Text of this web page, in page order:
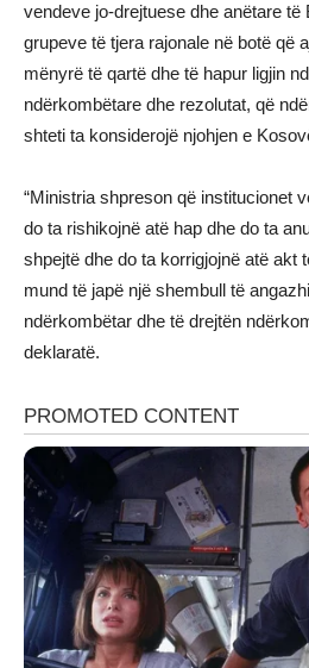
vendeve jo-drejtuese dhe anëtare të
grupeve të tjera rajonale në botë që
mënyrë të qartë dhe të hapur ligjin
ndërkombëtare dhe rezolutat, që
shteti ta konsiderojë njohjen e
“Ministria shpreson që institucionet
do ta rishikojnë atë hap dhe do ta
shpejtë dhe do ta korrigjojnë atë akt
mund të japë një shembull të
ndërkombëtar dhe të drejtën
deklaratë.